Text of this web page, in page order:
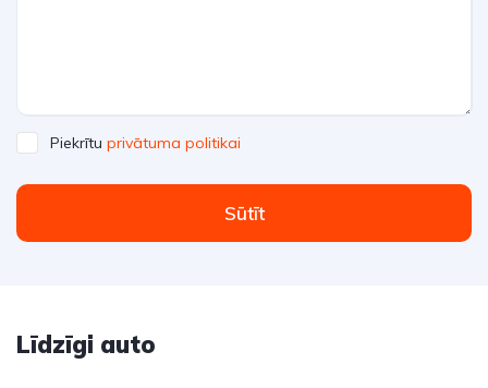
Piekrītu privātuma politikai
Sūtīt
Līdzīgi auto